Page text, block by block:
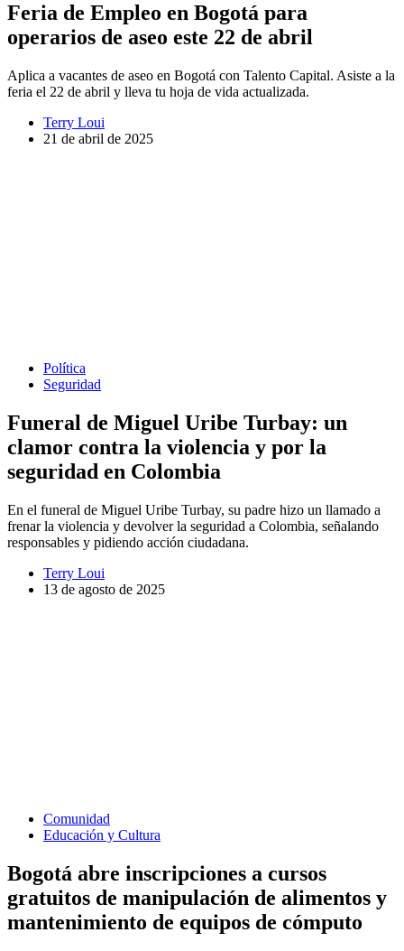
Feria de Empleo en Bogotá para
operarios de aseo este 22 de abril
Aplica a vacantes de aseo en Bogotá con Talento Capital. Asiste a la
feria el 22 de abril y lleva tu hoja de vida actualizada.
Terry Loui
21 de abril de 2025
Política
Seguridad
Funeral de Miguel Uribe Turbay: un
clamor contra la violencia y por la
seguridad en Colombia
En el funeral de Miguel Uribe Turbay, su padre hizo un llamado a
frenar la violencia y devolver la seguridad a Colombia, señalando
responsables y pidiendo acción ciudadana.
Terry Loui
13 de agosto de 2025
Comunidad
Educación y Cultura
Bogotá abre inscripciones a cursos
gratuitos de manipulación de alimentos y
mantenimiento de equipos de cómputo